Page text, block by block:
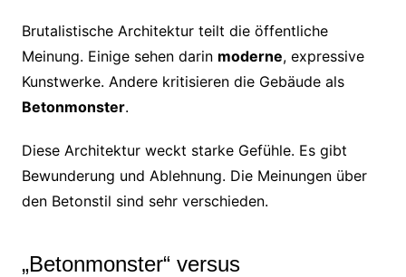
Brutalistische Architektur teilt die öffentliche
Meinung. Einige sehen darin moderne, expressive
Kunstwerke. Andere kritisieren die Gebäude als
Betonmonster.
Diese Architektur weckt starke Gefühle. Es gibt
Bewunderung und Ablehnung. Die Meinungen über
den Betonstil sind sehr verschieden.
„Betonmonster“ versus